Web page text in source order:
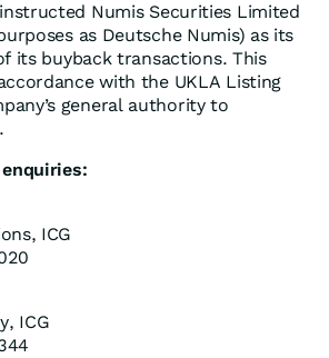
Numis Securities Limited
as Deutsche Numis) as its
its buyback transactions. This
with the UKLA Listing
general authority to
ICG
ICG